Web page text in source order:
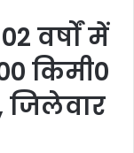
वर्षों में
किमी0
जिलेवार